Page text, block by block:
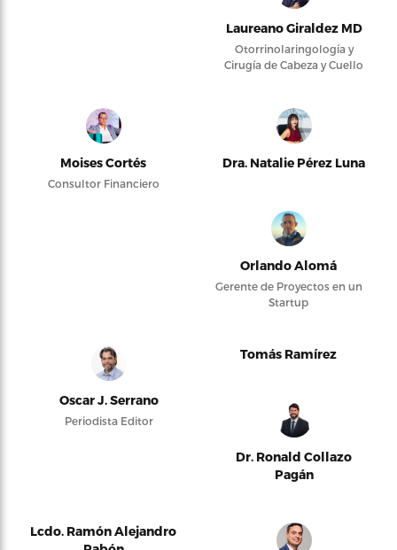
Laureano Giraldez MD
Otorrinolaringología y
Cirugía de Cabeza y Cuello
Moises Cortés
Consultor Financiero
Dra. Natalie Pérez Luna
Orlando Alomá
Gerente de Proyectos en un
Startup
Oscar J. Serrano
Periodista Editor
Tomás Ramírez
Dr. Ronald Collazo
Pagán
Lcdo. Ramón Alejandro